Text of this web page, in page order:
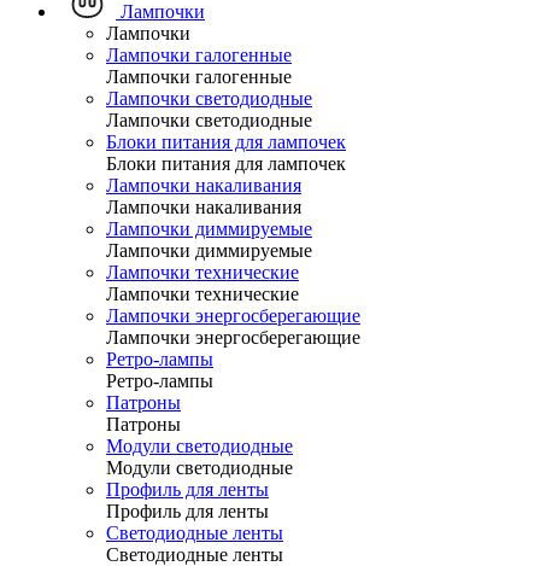
Лампочки
Лампочки
Лампочки галогенные
Лампочки галогенные
Лампочки светодиодные
Лампочки светодиодные
Блоки питания для лампочек
Блоки питания для лампочек
Лампочки накаливания
Лампочки накаливания
Лампочки диммируемые
Лампочки диммируемые
Лампочки технические
Лампочки технические
Лампочки энергосберегающие
Лампочки энергосберегающие
Ретро-лампы
Ретро-лампы
Патроны
Патроны
Модули светодиодные
Модули светодиодные
Профиль для ленты
Профиль для ленты
Светодиодные ленты
Светодиодные ленты